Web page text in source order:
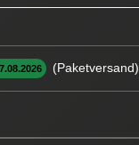
(Paketversand)